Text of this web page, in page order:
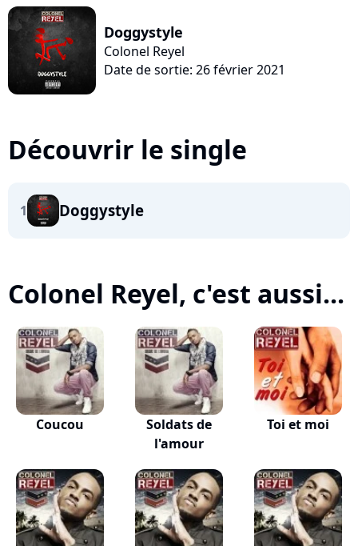
Doggystyle
Colonel Reyel
Date de sortie: 26 février 2021
Découvrir le single
1 Doggystyle
Colonel Reyel, c'est aussi...
Coucou
Soldats de
l'amour
Toi et moi